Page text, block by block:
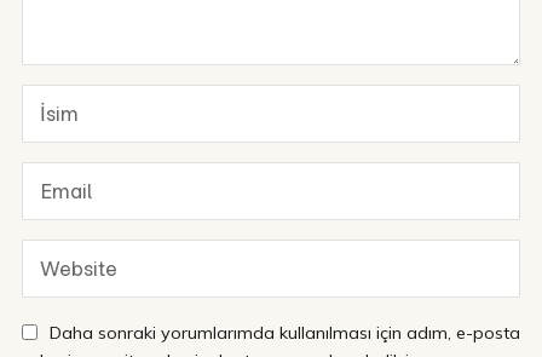
Daha sonraki yorumlarımda kullanılması için adım, e-posta